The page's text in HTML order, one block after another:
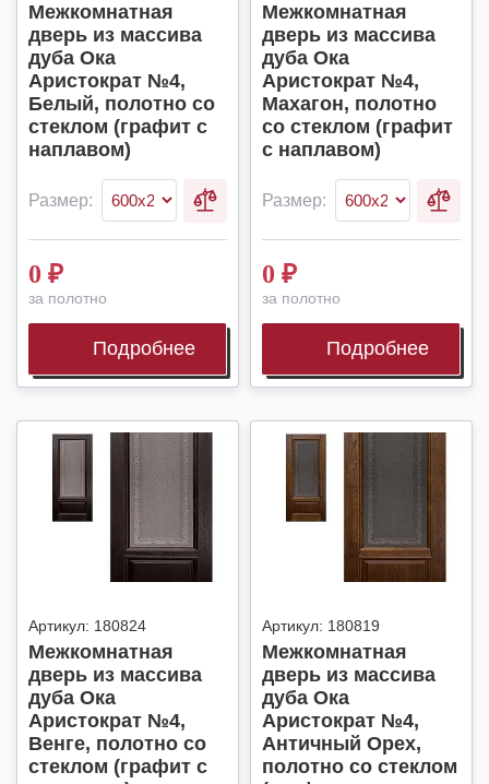
Межкомнатная
дверь из массива
дуба Ока
Аристократ №4,
Белый, полотно со
стеклом (графит с
наплавом)
Размер:
0 ₽
за полотно
Подробнее
Межкомнатная
дверь из массива
дуба Ока
Аристократ №4,
Махагон, полотно
со стеклом (графит
с наплавом)
Размер:
0 ₽
за полотно
Подробнее
Артикул: 180824
Межкомнатная
дверь из массива
дуба Ока
Аристократ №4,
Венге, полотно со
стеклом (графит с
Артикул: 180819
Межкомнатная
дверь из массива
дуба Ока
Аристократ №4,
Античный Орех,
полотно со стеклом